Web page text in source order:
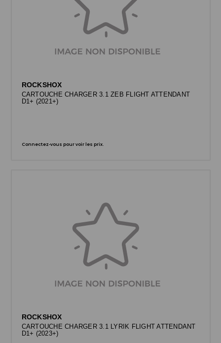
ROCKSHOX
CARTOUCHE CHARGER 3.1 ZEB FLIGHT ATTENDANT
D1+ (2021+)
Connectez-vous pour voir les prix.
ROCKSHOX
CARTOUCHE CHARGER 3.1 LYRIK FLIGHT ATTENDANT
D1+ (2023+)